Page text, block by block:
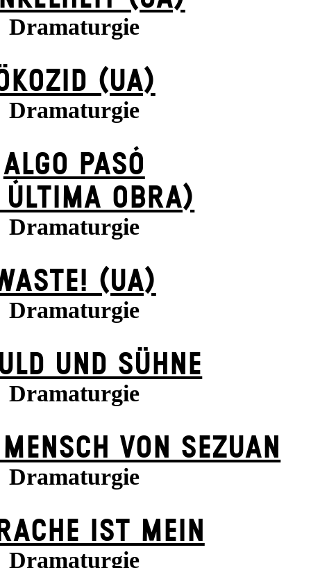
Dramaturgie
(UA)
Dramaturgie
ALGO PASÓ
OBRA)
Dramaturgie
(UA)
Dramaturgie
UND SÜHNE
Dramaturgie
VON SEZUAN
Dramaturgie
IST MEIN
Dramaturgie